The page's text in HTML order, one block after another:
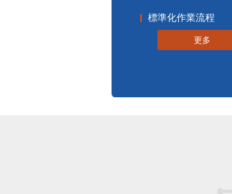
標準化作業流程
更多